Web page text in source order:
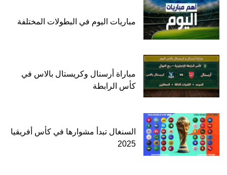
مباريات اليوم في البطولات المختلفة
مباراة أرسنال وكريستال بالاس في
كأس الرابطة
السنغال تبدأ مشوارها في كأس أفريقيا
2025